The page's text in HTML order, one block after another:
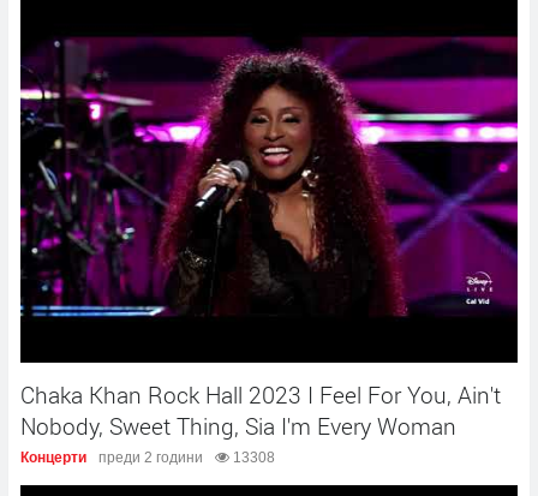
Chaka Khan Rock Hall 2023 I Feel For You, Ain't
Nobody, Sweet Thing, Sia I'm Every Woman
Концерти преди 2 години 13308